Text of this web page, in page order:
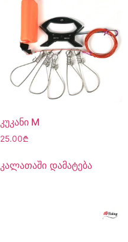
კუკანი M
25.00₾
კალათაში დამატება